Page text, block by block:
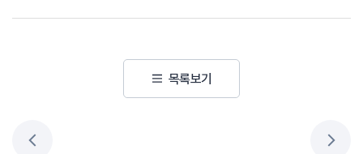
목록보기